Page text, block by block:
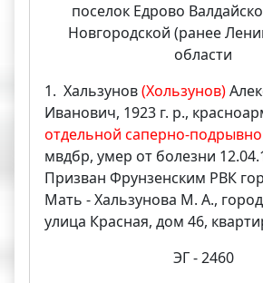
поселок Едрово
Новгородской (ранее
области
1. Хальзунов(Хользунов)
Иванович, 1923 г. р.,
отдельной саперно-
мвдбр, умер от болезни
Призван Фрунзенским РВК
Мать - Хальзунова М. А.,
улица Красная, дом 46,
ЭГ - 2460